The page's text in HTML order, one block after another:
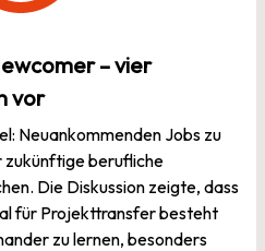
– vier
vor
Neuankommenden Jobs zu
berufliche
Die Diskussion zeigte, dass
für Projekttransfer besteht
zu lernen, besonders